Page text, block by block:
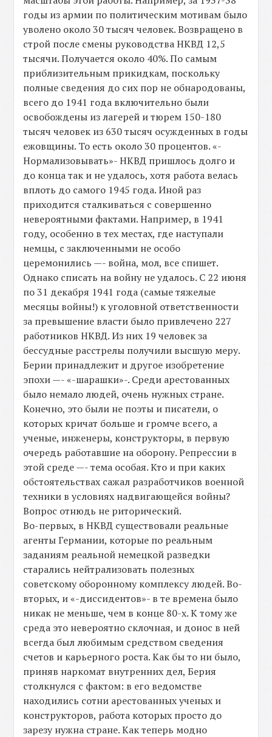
годы из армии по политическим мотивам было
уволено около 30 тысяч человек. Возвращено в
строй после смены руководства НКВД 12,5
тысячи. Получается около 40%. По самым
приблизительным прикидкам, поскольку
полные сведения до сих пор не обнародованы,
всего до 1941 года включительно были
освобождены из лагерей и тюрем 150-180
тысяч человек из 630 тысяч осужденных в годы
ежовщины. То есть около 30 процентов. «-
Нормализовывать»- НКВД пришлось долго и
до конца так и не удалось, хотя работа велась
вплоть до самого 1945 года. Иной раз
приходится сталкиваться с совершенно
невероятными фактами. Например, в 1941
году, особенно в тех местах, где наступали
немцы, с заключенными не особо
церемонились —- война, мол, все спишет.
Однако списать на войну не удалось. С 22 июня
по 31 декабря 1941 года (самые тяжелые
месяцы войны!) к уголовной ответственности
за превышение власти было привлечено 227
работников НКВД. Из них 19 человек за
бессудные расстрелы получили высшую меру.
Берии принадлежит и другое изобретение
эпохи —- «-шарашки»-. Среди арестованных
было немало людей, очень нужных стране.
Конечно, это были не поэты и писатели, о
которых кричат больше и громче всего, а
ученые, инженеры, конструкторы, в первую
очередь работавшие на оборону. Репрессии в
этой среде —- тема особая. Кто и при каких
обстоятельствах сажал разработчиков военной
техники в условиях надвигающейся войны?
Вопрос отнюдь не риторический.
Во-первых, в НКВД существовали реальные
агенты Германии, которые по реальным
заданиям реальной немецкой разведки
старались нейтрализовать полезных
советскому оборонному комплексу людей. Во-
вторых, и «-диссидентов»- в те времена было
никак не меньше, чем в конце 80-х. К тому же
среда это невероятно склочная, и донос в ней
всегда был любимым средством сведения
счетов и карьерного роста. Как бы то ни было,
приняв наркомат внутренних дел, Берия
столкнулся с фактом: в его ведомстве
находились сотни арестованных ученых и
конструкторов, работа которых просто до
зарезу нужна стране. Как теперь модно